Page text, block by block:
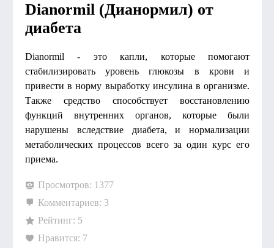
Dianormil (Дианормил) от
диабета
Dianormil - это капли, которые помогают
стабилизировать уровень глюкозы в крови и
привести в норму выработку инсулина в организме.
Также средство способствует восстановлению
функций внутренних органов, которые были
нарушены вследствие диабета, и нормализации
метаболических процессов всего за один курс его
приема.
Просмотров: 1377
Комментариев: 3
Рейтинг: 5
Нравится: 7